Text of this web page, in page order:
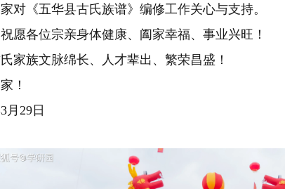
对《五华县古氏族谱》编修工作关心与支持。
愿各位宗亲身体健康、阖家幸福、事业兴旺！
家族文脉绵长、人才辈出、繁荣昌盛！
！
月29日